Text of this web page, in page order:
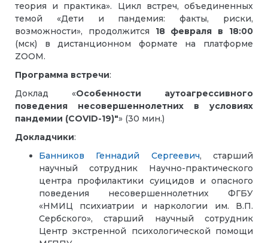
теория и практика». Цикл встреч, объединенных
темой «Дети и пандемия: факты, риски,
возможности», продолжится 18 февраля в 18:00
(мск) в дистанционном формате на платформе
ZOOM.
Программа встречи:
Доклад «Особенности аутоагрессивного
поведения несовершеннолетних в условиях
пандемии (COVID-19)"» (30 мин.)
Докладчики:
Банников Геннадий Сергеевич, старший
научный сотрудник Научно-практического
центра профилактики суицидов и опасного
поведения несовершеннолетних ФГБУ
«НМИЦ психиатрии и наркологии им. В.П.
Сербского», старший научный сотрудник
Центр экстренной психологической помощи